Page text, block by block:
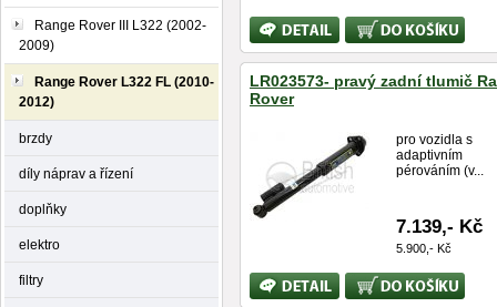
Range Rover III L322 (2002-
2009)
Range Rover L322 FL (2010-
2012)
brzdy
díly náprav a řízení
doplňky
elektro
filtry
Bližší
informace
Koupit
LR023573- pravý zadní tlumič
Rover
pro vozidla s
adaptivním
pérováním (v...
7.139,- Kč
5.900,- Kč
Bližší
informace
Koupit